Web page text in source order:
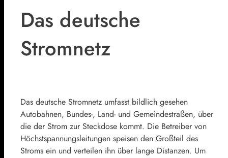
Das deutsche
Stromnetz
Das deutsche Stromnetz umfasst bildlich gesehen
Autobahnen, Bundes-, Land- und Gemeindestraßen, über
die der Strom zur Steckdose kommt. Die Betreiber von
Höchstspannungsleitungen speisen den Großteil des
Stroms ein und verteilen ihn über lange Distanzen. Um